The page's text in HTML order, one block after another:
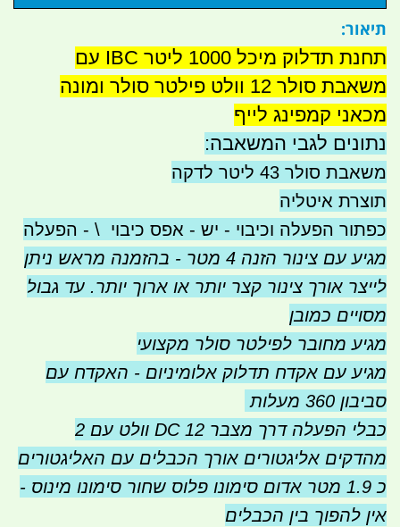
תיאור:
תחנת תדלוק מיכל 1000 ליטר IBC עם
משאבת סולר 12 וולט פילטר סולר ומונה
מכאני קמפינג לייף
נתונים לגבי המשאבה:
משאבת סולר 43 ליטר לדקה
תוצרת איטליה
כפתור הפעלה וכיבוי - יש - אפס כיבוי \ - הפעלה
מגיע עם צינור הזנה 4 מטר - בהזמנה מראש ניתן
לייצר אורך צינור קצר יותר או ארוך יותר. עד גבול
מסויים כמובן
מגיע מחובר לפילטר סולר מקצועי
מגיע עם אקדח תדלוק אלומיניום - האקדח עם
סביבון 360 מעלות
כבלי הפעלה דרך מצבר 12 DC וולט עם 2
מהדקים אליגטורים אורך הכבלים עם האליגטורים
כ 1.9 מטר אדום סימונו פלוס שחור סימונו מינוס -
אין להפוך בין הכבלים